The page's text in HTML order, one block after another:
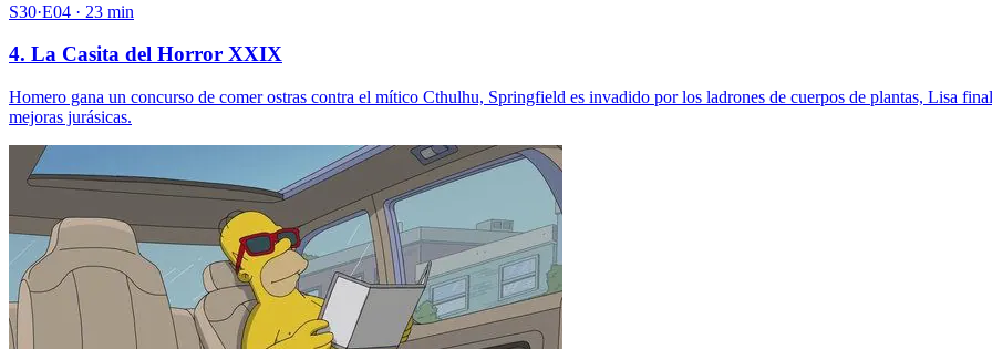
S30·E04 · 23 min
4. La Casita del Horror XXIX
Homero gana un concurso de comer ostras contra el mítico Cthulhu, Springfield es invadido por los ladrones de cuerpos de plantas, Lisa
mejoras jurásicas.